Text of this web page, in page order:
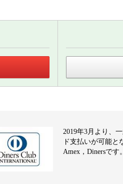
2019年3月より、
ド支払いが可能と
Amex，Dinersです